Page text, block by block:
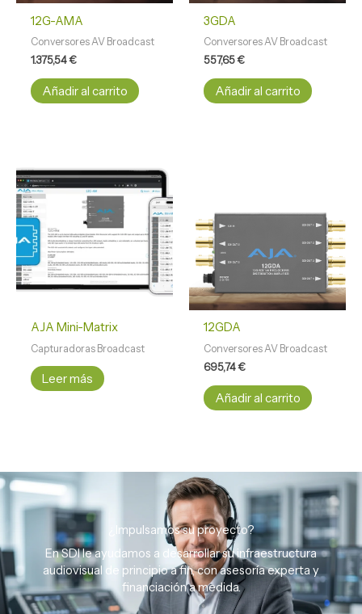
12G-AMA
Conversores AV Broadcast
1.375,54€
Añadir al carrito
3GDA
Conversores AV Broadcast
557,65€
Añadir al carrito
AJA Mini-Matrix
Capturadoras Broadcast
Leer más
12GDA
Conversores AV Broadcast
695,74€
Añadir al carrito
¿Impulsamos su proyecto?
En SDI le ayudamos a desarrollar su infraestructura
audiovisual de principio a fin, con asesoría experta y
financiación a medida.